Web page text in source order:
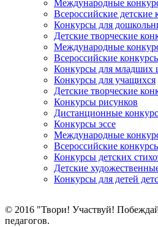
Международные
Всероссийские детские
Конкурсы для
Детские творческие
Международные
Всероссийские
Конкурсы для младших
Конкурсы для учащихся
Детские творческие
Конкурсы рисунков
Дистанционные
Конкурсы эссе
Международные
Всероссийские
Конкурсы детских
Детские
Конкурсы для детей
© 2016 "Твори! Участвуй!
педагогов.